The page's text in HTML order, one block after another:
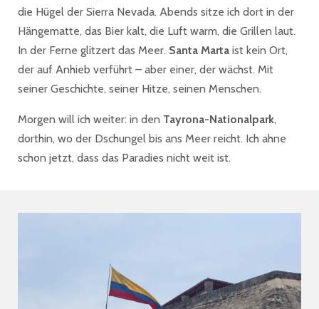
die Hügel der Sierra Nevada. Abends sitze ich dort in der
Hängematte, das Bier kalt, die Luft warm, die Grillen laut.
In der Ferne glitzert das Meer. Santa Marta ist kein Ort,
der auf Anhieb verführt – aber einer, der wächst. Mit
seiner Geschichte, seiner Hitze, seinen Menschen.
Morgen will ich weiter: in den Tayrona-Nationalpark,
dorthin, wo der Dschungel bis ans Meer reicht. Ich ahne
schon jetzt, dass das Paradies nicht weit ist.